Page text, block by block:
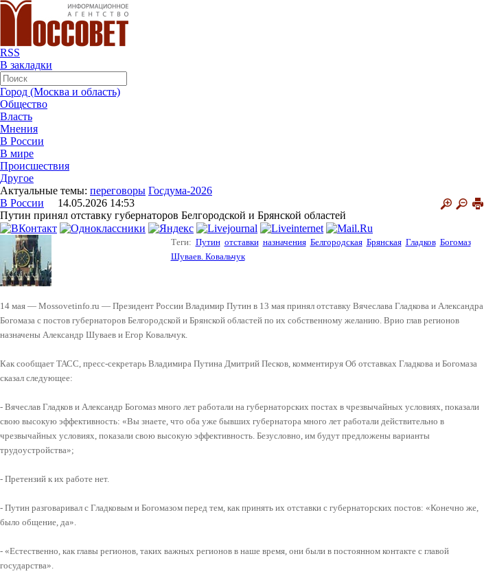
RSS
В закладки
Город (Москва и область)
Общество
Власть
Мнения
В России
В мире
Происшествия
Другое
Актуальные темы: переговоры Госдума-2026
В России 14.05.2026 14:53
Путин принял отставку губернаторов Белгородской и Брянской областей
Теги: Путин отставки назначения Белгородская Брянская Гладков Богомаз
Шуваев. Ковальчук
14 мая — Mossovetinfo.ru — Президент России Владимир Путин в 13 мая принял отставку Вячеслава Гладкова и Александра
Богомаза с постов губернаторов Белгородской и Брянской областей по их собственному желанию. Врио глав регионов
назначены Александр Шуваев и Егор Ковальчук.
Как сообщает ТАСС, пресс-секретарь Владимира Путина Дмитрий Песков, комментируя Об отставках Гладкова и Богомаза
сказал следующее:
- Вячеслав Гладков и Александр Богомаз много лет работали на губернаторских постах в чрезвычайных условиях, показали
свою высокую эффективность: «Вы знаете, что оба уже бывших губернатора много лет работали действительно в
чрезвычайных условиях, показали свою высокую эффективность. Безусловно, им будут предложены варианты
трудоустройства»;
- Претензий к их работе нет.
- Путин разговаривал с Гладковым и Богомазом перед тем, как принять их отставки с губернаторских постов: «Конечно же,
было общение, да».
- «Естественно, как главы регионов, таких важных регионов в наше время, они были в постоянном контакте с главой
государства».